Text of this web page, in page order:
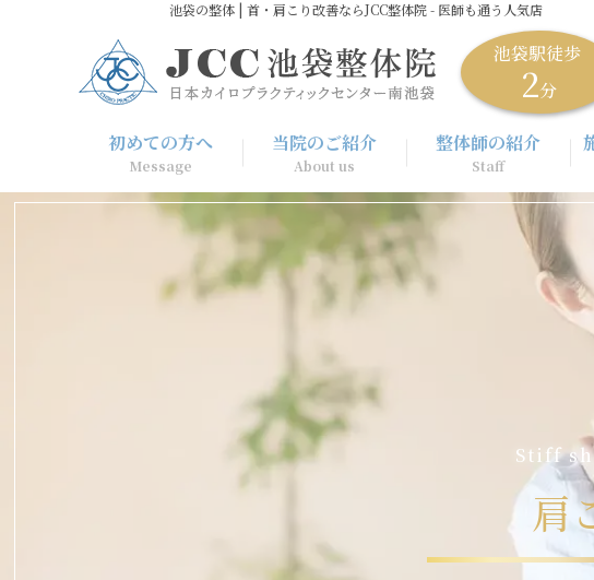
池袋の整体 | 首・肩こり改善ならJCC整体院 - 医師も通う人気店
池袋駅徒歩
2分
初めての⽅へ
Message
当院のご紹介
About us
整体師の紹介
Staff
Stiff sh
肩